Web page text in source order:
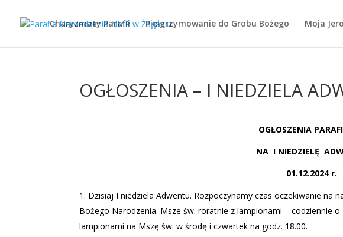
Charyzmaty Parafii Pielgrzymowanie do Grobu Bożego Moja
OGŁOSZENIA – I NIEDZIELA
OGŁOSZENIA
NA I NIEDZIELĘ
01.12.2024 r.
Dzisiaj I niedziela Adwentu. Rozpoczynamy czas oczekiwanie na
Bożego Narodzenia. Msze św. roratnie z lampionami – codziennie o
lampionami na Mszę św. w środę i czwartek na godz. 18.00.